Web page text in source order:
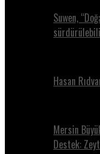
Suwen,
Hasan
Mersin
Destek: